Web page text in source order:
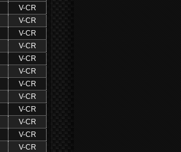
V-CR
V-CR
V-CR
V-CR
V-CR
V-CR
V-CR
V-CR
V-CR
V-CR
V-CR
V-CR